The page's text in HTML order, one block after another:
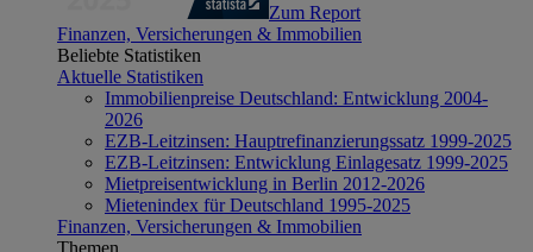
Zum Report
Finanzen, Versicherungen & Immobilien
Beliebte Statistiken
Aktuelle Statistiken
Immobilienpreise Deutschland: Entwicklung 2004-
2026
EZB-Leitzinsen: Hauptrefinanzierungssatz 1999-2025
EZB-Leitzinsen: Entwicklung Einlagesatz 1999-2025
Mietpreisentwicklung in Berlin 2012-2026
Mietenindex für Deutschland 1995-2025
Finanzen, Versicherungen & Immobilien
Themen